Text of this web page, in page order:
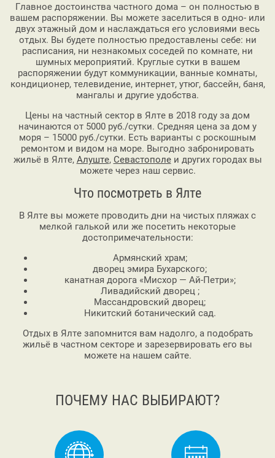
Главное достоинства частного дома – он полностью в
вашем распоряжении. Вы можете заселиться в одно- или
двух этажный дом и наслаждаться его условиями весь
отдых. Вы будете полностью предоставлены себе: ни
расписания, ни незнакомых соседей по комнате, ни
шумных мероприятий. Круглые сутки в вашем
распоряжении будут коммуникации, ванные комнаты,
кондиционер, телевидение, интернет, утюг, бассейн, баня,
мангалы и другие удобства.
Цены на частный сектор в Ялте в 2018 году за дом
начинаются от 5000 руб./сутки. Средняя цена за дом у
моря – 15000 руб./сутки. Есть варианты с роскошным
ремонтом и видом на море. Выгодно забронировать
жильё в Ялте, Алуште, Севастополеи других городах вы
можете через наш сервис.
Что посмотреть в Ялте
В Ялте вы можете проводить дни на чистых пляжах с
мелкой галькой или же посетить некоторые
достопримечательности:
Армянский храм;
дворец эмира Бухарского;
канатная дорога «Мисхор — Ай-Петри»;
Ливадийский дворец ;
Массандровский дворец;
Никитский ботанический сад.
Отдых в Ялте запомнится вам надолго, а подобрать
жильё в частном секторе и зарезервировать его вы
можете на нашем сайте.
ПОЧЕМУ НАС ВЫБИРАЮТ?